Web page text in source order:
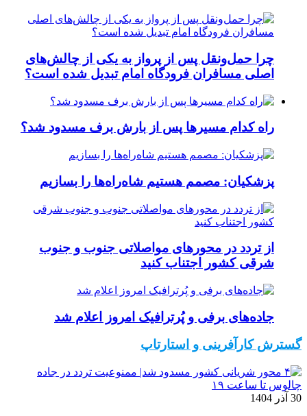
چرا حمل‌ونقل پس از پرواز به یکی از چالش‌های
اصلی مسافران فرودگاه امام تبدیل شده است؟
راه کدام مسیرها پس از بارش برف مسدود شد؟
پزشکیان: مصمم هستیم شاه‌راه‌ها را بسازیم
از تردد در محورهای مواصلاتی جنوب و جنوب
شرقی کشور اجتناب کنید
جاده‌های برفی و پُرترافیک امروز اعلام شد
گسترش کارآفرینی و استارتاپ
30 آذر 1404